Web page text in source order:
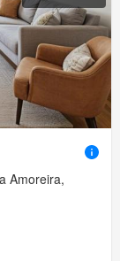
Amoreira,